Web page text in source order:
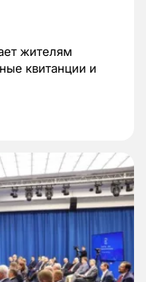
жителям
квитанции и